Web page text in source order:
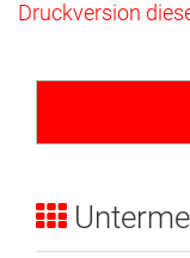
Druckversion